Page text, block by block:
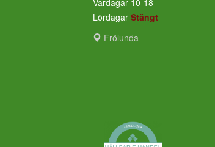
Vardagar 10-18
Lördagar Stängt
Frölunda